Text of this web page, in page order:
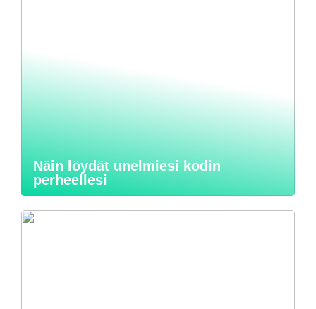
Näin löydät unelmiesi kodin
perheellesi